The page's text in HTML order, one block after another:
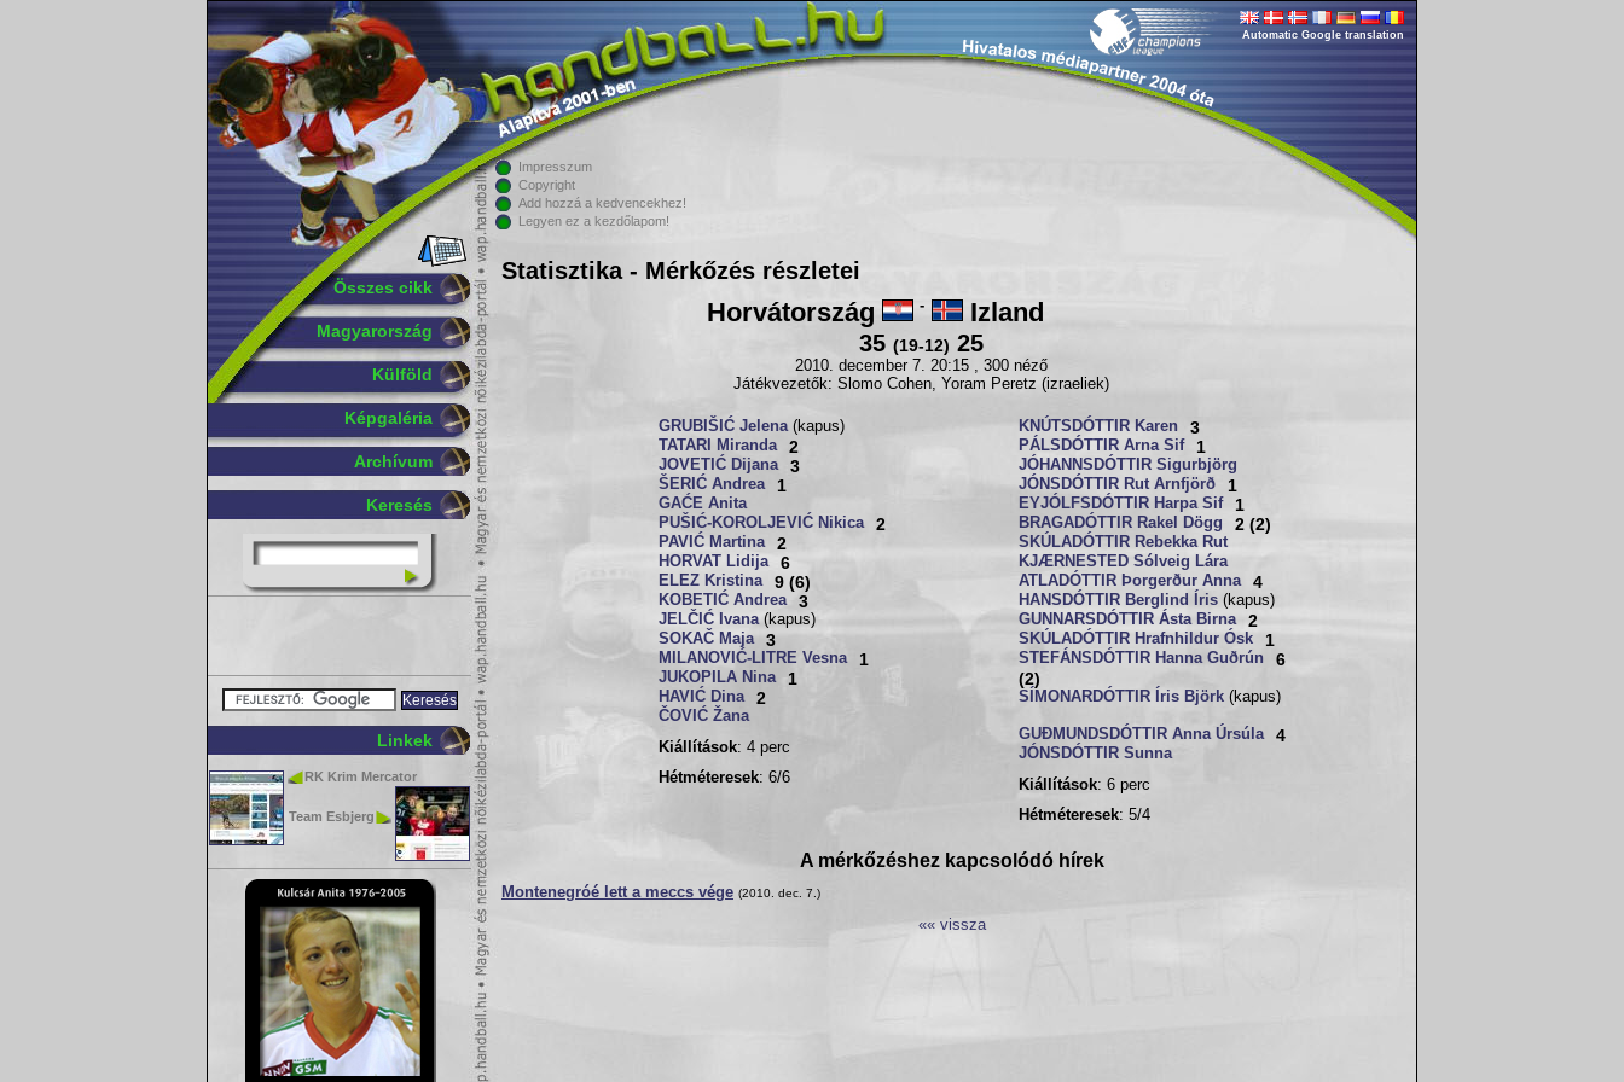
Összes cikk
Magyarország
Külföld
Képgaléria
Archívum
Keresés
Linkek
RK Krim Mercator
Team Esbjerg
Automatic Google translation
Impresszum
Copyright
Add hozzá a kedvencekhez!
Legyen ez a kezdőlapom!
Statisztika - Mérkőzés részletei
Horvátország - Izland
35 (19-12) 25
2010. december 7. 20:15 , 300 néző
Játékvezetők: Slomo Cohen, Yoram Peretz (izraeliek)
GRUBIŠIĆ Jelena(kapus)
TATARI Miranda
2
JOVETIĆ Dijana 3
ŠERIĆ Andrea 1
GAĆE Anita
PUŠIĆ-KOROLJEVIĆ Nikica
2
PAVIĆ Martina 2
HORVAT Lidija 6
ELEZ Kristina 9 (6)
KOBETIĆ Andrea 3
JELČIĆ Ivana(kapus)
SOKAČ Maja
3
MILANOVIĆ-LITRE Vesna 1
JUKOPILA Nina 1
HAVIĆ Dina 2
ČOVIĆ Žana
Kiállítások: 4 perc
Hétméteresek: 6/6
KNÚTSDÓTTIR Karen 3
PÁLSDÓTTIR Arna Sif 1
JÓHANNSDÓTTIR Sigurbjörg
JÓNSDÓTTIR Rut Arnfjörð
1
EYJÓLFSDÓTTIR Harpa Sif 1
BRAGADÓTTIR Rakel Dögg 2 (2)
SKÚLADÓTTIR Rebekka Rut
KJÆRNESTED Sólveig Lára
ATLADÓTTIR Þorgerður Anna
4
HANSDÓTTIR Berglind Íris (kapus)
GUNNARSDÓTTIR Ásta Birna
2
SKÚLADÓTTIR Hrafnhildur Ósk 1
STEFÁNSDÓTTIR Hanna Guðrún
6
(2)
SÍMONARDÓTTIR Íris Björk (kapus)
GUĐMUNDSDÓTTIR Anna Úrsúla 4
JÓNSDÓTTIR Sunna
Kiállítások: 6 perc
Hétméteresek: 5/4
A mérkőzéshez kapcsolódó hírek
Montenegróé lett a meccs vége (2010. dec. 7.)
«« vissza